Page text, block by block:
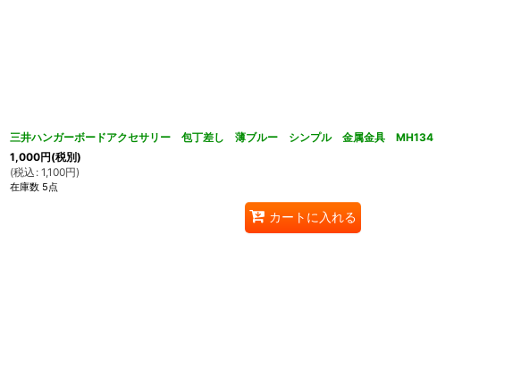
三井ハンガーボードアクセサリー 包丁差し 薄ブルー シンプル 金属金具 MH134
1,000円(税別)
(税込 : 1,100円)
在庫数 5点
カートに入れる